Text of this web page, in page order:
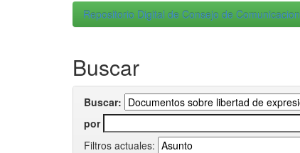
Repositorio Digital de Consejo de Comunicacion
Buscar
Buscar:
por
Filtros actuales: